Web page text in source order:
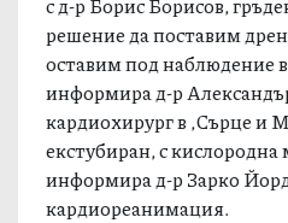
решение да поставим дрен
оставим под наблюдение
информира д-р
кардиохирург в ,Сърце и
екстубиран, с
информира д-р Зарко
кардиореанимация.